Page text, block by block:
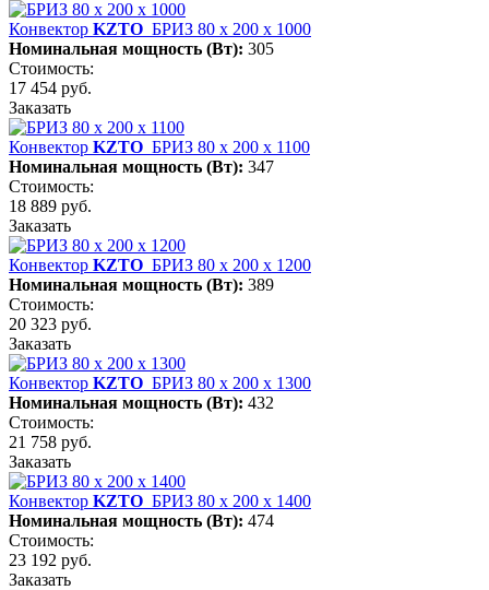
Конвектор KZTO БРИЗ 80 х 200 х 1000
Номинальная мощность (Вт): 305
Стоимость:
17 454 руб.
Заказать
Конвектор KZTO БРИЗ 80 х 200 х 1100
Номинальная мощность (Вт): 347
Стоимость:
18 889 руб.
Заказать
Конвектор KZTO БРИЗ 80 х 200 х 1200
Номинальная мощность (Вт): 389
Стоимость:
20 323 руб.
Заказать
Конвектор KZTO БРИЗ 80 х 200 х 1300
Номинальная мощность (Вт): 432
Стоимость:
21 758 руб.
Заказать
Конвектор KZTO БРИЗ 80 х 200 х 1400
Номинальная мощность (Вт): 474
Стоимость:
23 192 руб.
Заказать